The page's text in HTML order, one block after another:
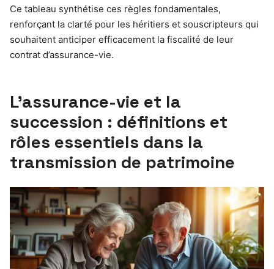
Ce tableau synthétise ces règles fondamentales,
renforçant la clarté pour les héritiers et souscripteurs qui
souhaitent anticiper efficacement la fiscalité de leur
contrat d’assurance-vie.
L’assurance-vie et la
succession : définitions et
rôles essentiels dans la
transmission de patrimoine